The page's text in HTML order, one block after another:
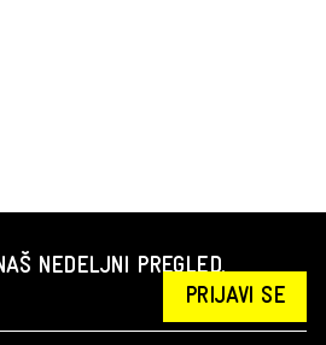
NEDELJNI PREGLED.
PRIJAVI SE